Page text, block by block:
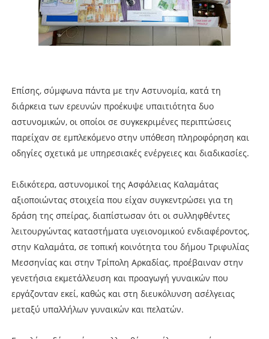
Επίσης, σύμφωνα πάντα με την Αστυνομία, κατά τη
διάρκεια των ερευνών προέκυψε υπαιτιότητα δυο
αστυνομικών, οι οποίοι σε συγκεκριμένες περιπτώσεις
παρείχαν σε εμπλεκόμενο στην υπόθεση πληροφόρηση και
οδηγίες σχετικά με υπηρεσιακές ενέργειες και διαδικασίες.
Ειδικότερα, αστυνομικοί της Ασφάλειας Καλαμάτας
αξιοποιώντας στοιχεία που είχαν συγκεντρώσει για τη
δράση της σπείρας, διαπίστωσαν ότι οι συλληφθέντες
λειτουργώντας καταστήματα υγειονομικού ενδιαφέροντος,
στην Καλαμάτα, σε τοπική κοινότητα του δήμου Τριφυλίας
Μεσσηνίας και στην Τρίπολη Αρκαδίας, προέβαιναν στην
γενετήσια εκμετάλλευση και προαγωγή γυναικών που
εργάζονταν εκεί, καθώς και στη διευκόλυνση ασέλγειας
μεταξύ υπαλλήλων γυναικών και πελατών.